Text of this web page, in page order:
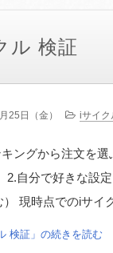
ル 検証
25日（金） iサイク
ングから注文を
2.自分で好きな設
） 現時点でのiサ
検証」の続きを読む